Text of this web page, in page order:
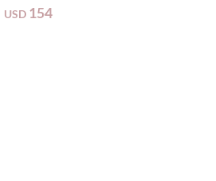
USD 154